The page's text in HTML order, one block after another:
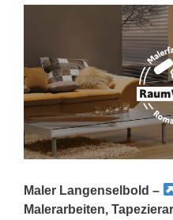
Maler Langenselbold –
Malerarbeiten,